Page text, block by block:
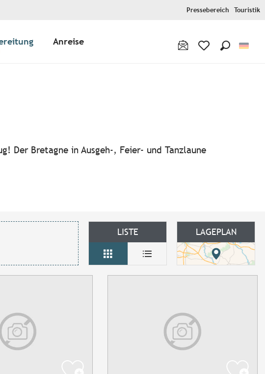
Pressebereich Touristik
Anreise
Der Bretagne in Ausgeh-, Feier- und Tanzlaune
LISTE LAGEPLAN